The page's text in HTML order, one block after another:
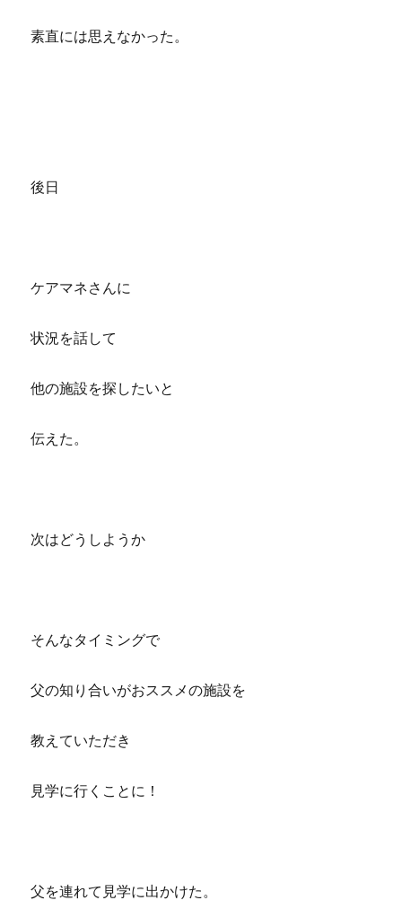
素直には思えなかった。
後日
ケアマネさんに
状況を話して
他の施設を探したいと
伝えた。
次はどうしようか
そんなタイミングで
父の知り合いがおススメの施設を
教えていただき
見学に行くことに！
父を連れて見学に出かけた。